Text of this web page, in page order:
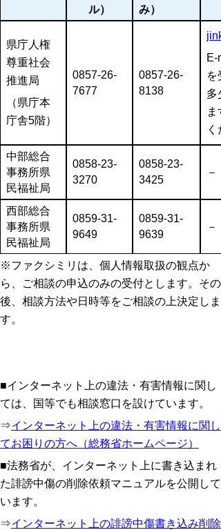
ル）
み）
県庁人権
尊重社会
推進局
（県庁本
庁舎5階）
0857-26-
7677
0857-26-
8138
E-
を
多
く
中部総合
事務所県
民福祉局
0858-23-
3270
0858-23-
3425
－
西部総合
事務所県
民福祉局
0859-31-
9649
0859-31-
9639
－
※ファクシミリは、個人情報取扱の観点か
ら、ご相談の申込のみの受付とします。その
後、相談方法や日時等をご相談の上決定しま
す。
■インターネット上の違法・有害情報に関し
ては、国等でも相談窓口を設けています。
⇒インターネット上の違法・有害情報に関し
てお困りの方へ（総務省ホームページ）
■法務省が、インターネット上に書き込まれ
た誹謗中傷の削除依頼マニュアルを公開して
います。
⇒インターネット上の誹謗中傷書き込み削除